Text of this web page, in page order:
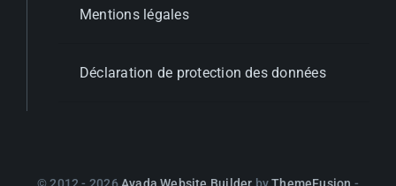
Mentions légales
Déclaration de protection des données